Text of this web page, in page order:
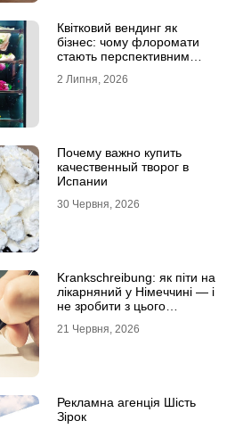
Квітковий вендинг як
бізнес: чому флоромати
стають перспективним
2 Липня, 2026
Почему важно купить
качественный творог в
Испании
30 Червня, 2026
Krankschreibung: як піти на
лікарняний у Німеччині — і
не зробити з цього
21 Червня, 2026
Рекламна агенція Шість
Зірок